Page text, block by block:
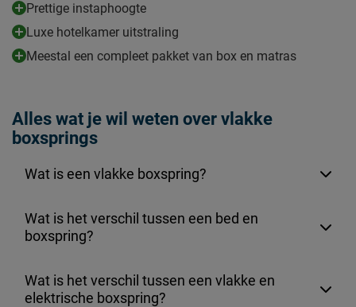
Prettige instaphoogte
Luxe hotelkamer uitstraling
Meestal een compleet pakket van box en matras
Alles wat je wil weten over vlakke
boxsprings
Wat is een vlakke boxspring?
Wat is het verschil tussen een bed en
boxspring?
Wat is het verschil tussen een vlakke en
elektrische boxspring?